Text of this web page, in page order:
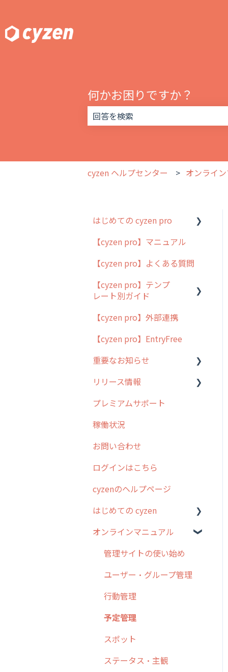
何かお困りですか？
cyzen ヘルプセンター オンライ
はじめての cyzen pro
cyzen pro とは？
簡易マニュアル
cyzen proの位置情報取得
について
用語集
よくある質問
【cyzen pro】マニュアル
【cyzen pro】よくある質問
【cyzen pro】テンプ
レート別ガイド
ポスティング
ラウンダー
メンテナンス
外廻り営業
清掃
不動産
【cyzen pro】外部連携
【cyzen pro】EntryFree
重要なお知らせ
過去の重要なお知らせ
障害情報
リリース情報
リリース
2026年のリリース情報
2025年のリリース情報
2024年のリリース情報
2023年のリリース情報
過去のリリース
2019年までのリリース情
プレミアムサポート
稼働状況
お問い合わせ
ログインはこちら
cyzenのヘルプページ
はじめての cyzen
0. はじめてのcyzenの使い
ついて
4. cyzen利用前の準備：シ
オンラインマニュアル
管理サイトの使い始め
ユーザー・グループ管理
行動管理
予定管理
スポット
ステータス・主観